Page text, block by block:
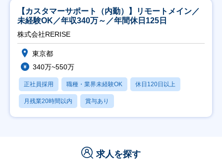
【カスタマーサポート（内勤）】リモートメイン／
未経験OK／年収340万～／年間休日125日
株式会社RERISE
東京都
340万~550万
正社員採用 職種・業界未経験OK 休日120日以上
月残業20時間以内 賞与あり
求人を探す